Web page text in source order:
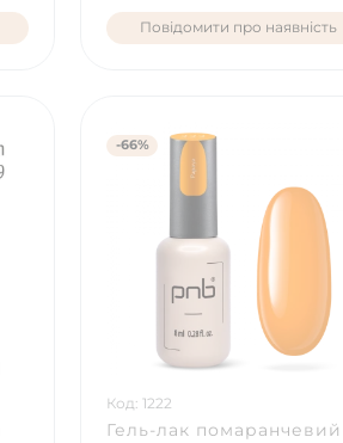
Повідомити про наявність
-66%
Код: 1222
Гель-лак помаранчевий